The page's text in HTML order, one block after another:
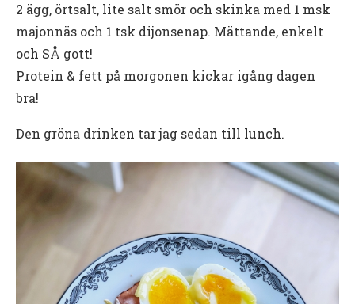
2 ägg, örtsalt, lite salt smör och skinka med 1 msk
majonnäs och 1 tsk dijonsenap. Mättande, enkelt
och SÅ gott!
Protein & fett på morgonen kickar igång dagen
bra!
Den gröna drinken tar jag sedan till lunch.